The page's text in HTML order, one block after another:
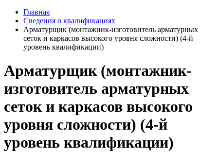
Главная
Сведения о квалификациях
Арматурщик (монтажник-изготовитель арматурных
сеток и каркасов высокого уровня сложности) (4-й
уровень квалификации)
Арматурщик (монтажник-
изготовитель арматурных
сеток и каркасов высокого
уровня сложности) (4-й
уровень квалификации)